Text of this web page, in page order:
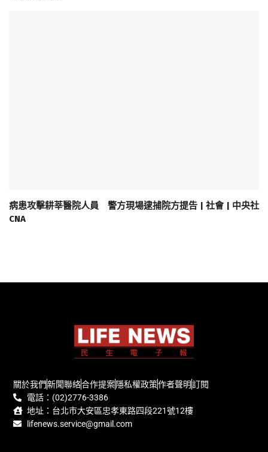
病患攻擊耕莘醫院人員 警方現場逮捕院方提告 | 社會 | 中央社
CNA
關於我們新聞聯絡合作提案隱私權政策作者聲明訂閱
電話：(02)2776-3386
地址：台北市大安區忠孝東路四段221號12樓
lifenews.service@gmail.com